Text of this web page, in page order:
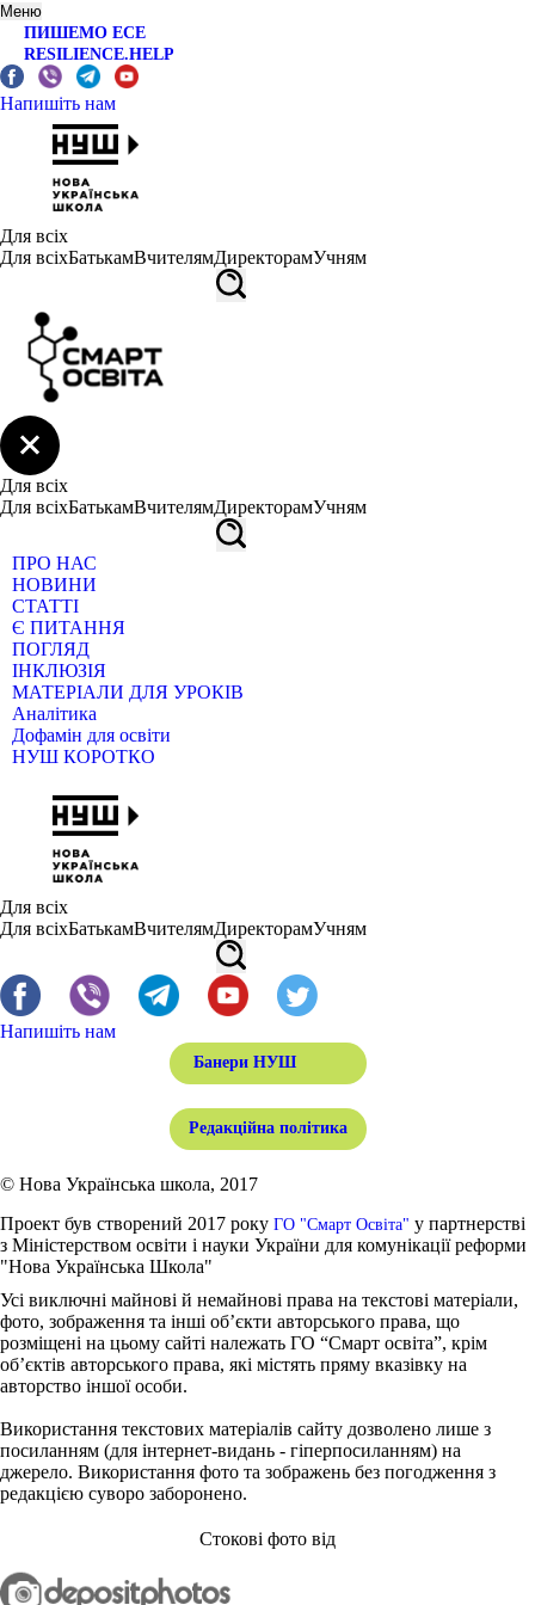
Меню
ПИШЕМО ЕСЕ
RESILIENCE.HELP
Напишіть нам
Для всіх
Для всіхБатькамВчителямДиректорамУчням
Для всіх
Для всіхБатькамВчителямДиректорамУчням
ПРО НАС
НОВИНИ
СТАТТІ
Є ПИТАННЯ
ПОГЛЯД
ІНКЛЮЗІЯ
МАТЕРІАЛИ ДЛЯ УРОКІВ
Аналітика
Дофамін для освіти
НУШ КОРОТКО
Для всіх
Для всіхБатькамВчителямДиректорамУчням
Напишіть нам
Банери НУШ
Редакційна політика
© Нова Українська школа, 2017
Проект був створений 2017 року ГО "Смарт Освіта" у партнерстві
з Міністерством освіти і науки України для комунікації реформи
"Нова Українська Школа"
Усі виключні майнові й немайнові права на текстові матеріали,
фото, зображення та інші об’єкти авторського права, що
розміщені на цьому сайті належать ГО “Смарт освіта”, крім
об’єктів авторського права, які містять пряму вказівку на
авторство іншої особи.
Використання текстових матеріалів сайту дозволено лише з
посиланням (для інтернет-видань - гіперпосиланням) на
джерело. Використання фото та зображень без погодження з
редакцією суворо заборонено.
Стокові фото від